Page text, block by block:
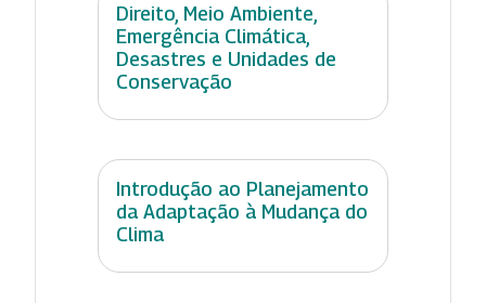
Direito, Meio Ambiente,
Emergência Climática,
Desastres e Unidades de
Conservação
Introdução ao Planejamento
da Adaptação à Mudança do
Clima